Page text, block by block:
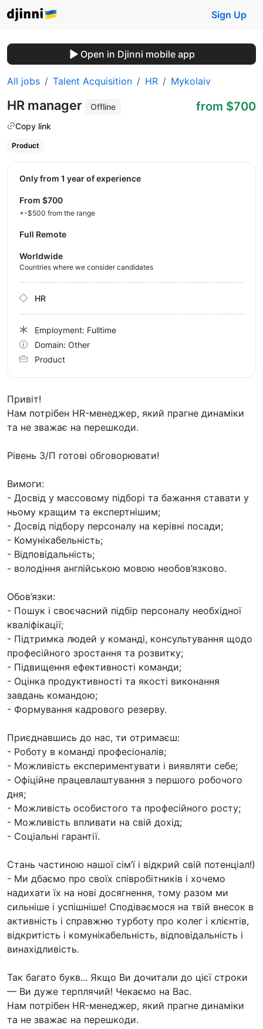
Sign Up
Open in Djinni mobile app
All jobs Talent Acquisition HR Mykolaiv
HR manager
Offline
Copy link
from $700
Product
Привіт!
Нам потрібен HR-менеджер, який прагне динаміки
та не зважає на перешкоди.
Рівень З/П готові обговорювати!
Вимоги:
- Досвід у массовому підборі та бажання ставати у
ньому кращим та експертнішим;
- Досвід підбору персоналу на керівні посади;
- Комунікабельність;
- Відповідальність;
- володіння англійською мовою необов’язково.
Обов’язки:
- Пошук і своєчасний підбір персоналу необхідної
кваліфікації;
- Підтримка людей у ​​команді, консультування щодо
професійного зростання та розвитку;
- Підвищення ефективності команди;
- Оцінка продуктивності та якості виконання
завдань командою;
- Формування кадрового резерву.
Приєднавшись до нас, ти отримаєш:
- Роботу в команді професіоналів;
- Можливість експериментувати і виявляти себе;
- Офіційне працевлаштування з першого робочого
дня;
- Можливість особистого та професійного росту;
- Можливість впливати на свій дохід;
- Соціальні гарантії.
Стань частиною нашої сім’ї і відкрий свій потенціал!)
- Ми дбаємо про своїх співробітників і хочемо
надихати їх на нові досягнення, тому разом ми
сильніше і успішніше! Сподіваємося на твій внесок в
активність і справжню турботу про колег і клієнтів,
відкритість і комунікабельність, відповідальність і
винахідливість.
Так багато букв... Якщо Ви дочитали до цієї строки
— Ви дуже терплячий! Чекаємо на Вас.
Нам потрібен HR-менеджер, який прагне динаміки
та не зважає на перешкоди.
Only from 1 year of experience
from $700
+-$500 from the range
Full Remote
Worldwide
Countries where we consider candidates
HR
Employment: Fulltime
Domain: Other
Product